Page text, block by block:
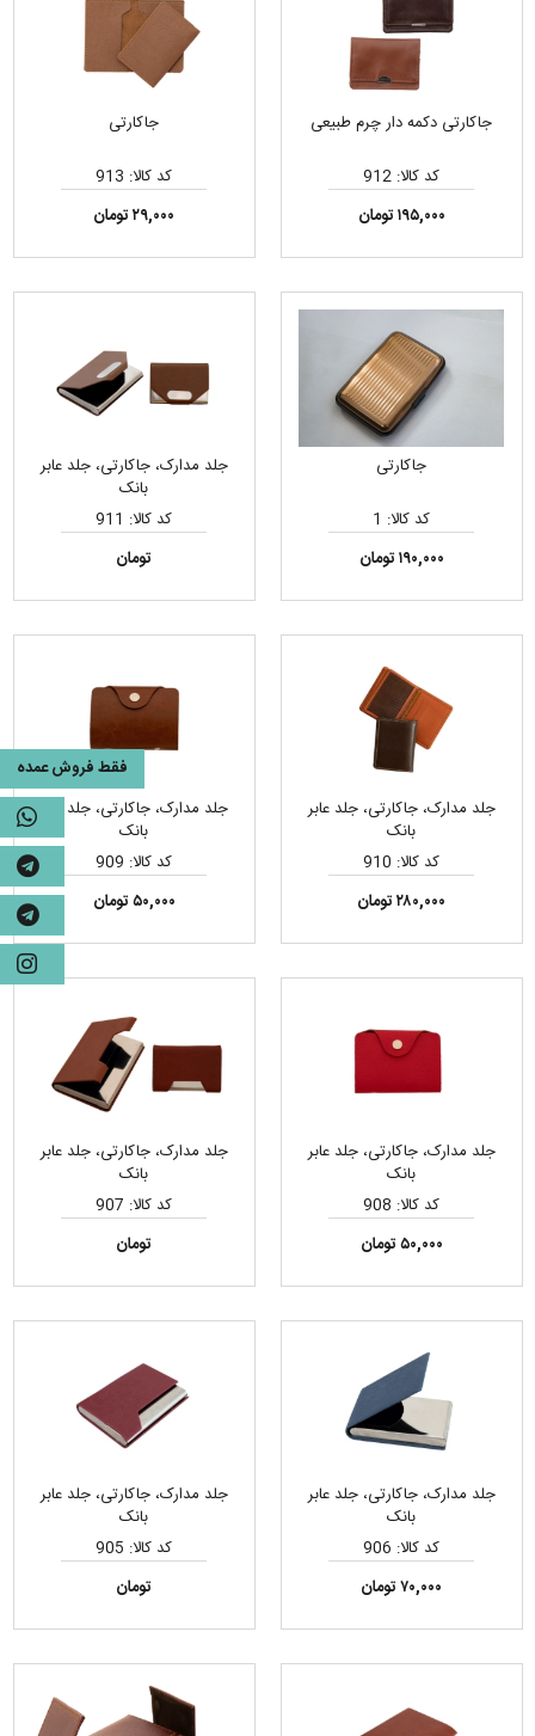
جاکارتی دکمه دار چرم طبیعی
کد کالا: 912
۱۹۵,۰۰۰ تومان
جاکارتی
کد کالا: 913
۲۹,۰۰۰ تومان
جاکارتی
کد کالا: 1
۱۹۰,۰۰۰ تومان
جلد مدارک، جاکارتی، جلد عابر
بانک
کد کالا: 911
تومان
جلد مدارک، جاکارتی، جلد عابر
بانک
کد کالا: 910
۲۸۰,۰۰۰ تومان
جلد مدارک، جاکارتی، جلد عابر
بانک
کد کالا: 909
۵۰,۰۰۰ تومان
جلد مدارک، جاکارتی، جلد عابر
بانک
کد کالا: 908
۵۰,۰۰۰ تومان
جلد مدارک، جاکارتی، جلد عابر
بانک
کد کالا: 907
تومان
جلد مدارک، جاکارتی، جلد عابر
بانک
کد کالا: 906
۷۰,۰۰۰ تومان
جلد مدارک، جاکارتی، جلد عابر
بانک
کد کالا: 905
تومان
فقط فروش عمده